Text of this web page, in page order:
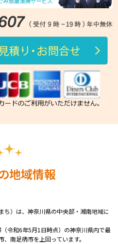
地域情報
ち）は、神奈川県の中央部・湘南地域に
令和6年5月1日時点）の神奈川県内で最
南足柄市を上回っています。